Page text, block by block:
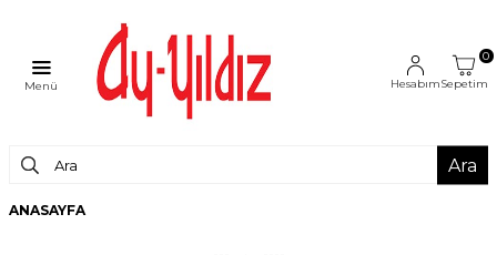
Menü Hesabım
0
Sepetim
Ara
ANASAYFA